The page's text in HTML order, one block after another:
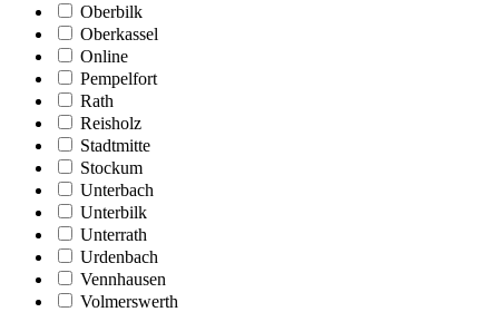
Oberbilk
Oberkassel
Online
Pempelfort
Rath
Reisholz
Stadtmitte
Stockum
Unterbach
Unterbilk
Unterrath
Urdenbach
Vennhausen
Volmerswerth